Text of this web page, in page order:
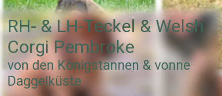
RH- & LH-Teckel & Welsh
Corgi Pembroke
von den Königstannen & vonne
Daggelküste